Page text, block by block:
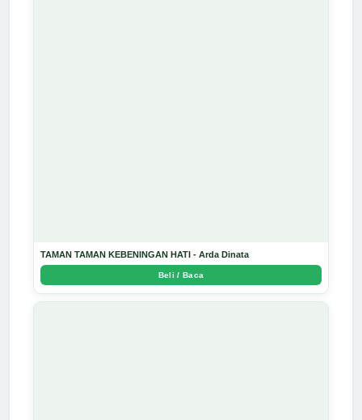
TAMAN TAMAN KEBENINGAN HATI - Arda Dinata
Beli / Baca